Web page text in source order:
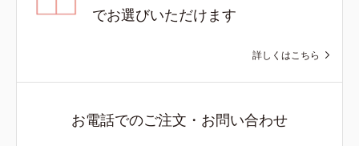
でお選びいただけます
詳しくはこちら
お電話でのご注文・お問い合わせ